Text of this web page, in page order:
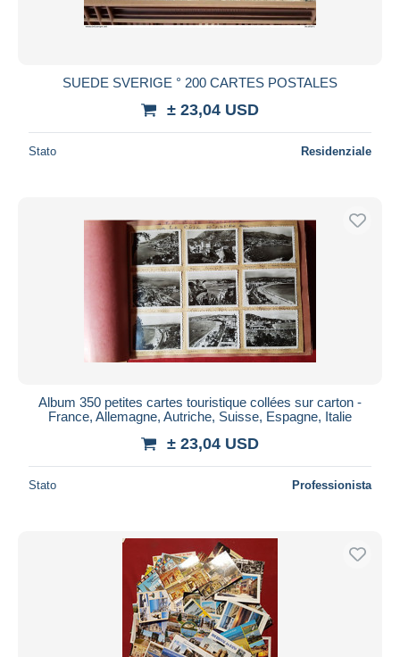
SUEDE SVERIGE ° 200 CARTES POSTALES
± 23,04 USD
Stato Residenziale
Album 350 petites cartes touristique collées sur carton -
France, Allemagne, Autriche, Suisse, Espagne, Italie
± 23,04 USD
Stato Professionista